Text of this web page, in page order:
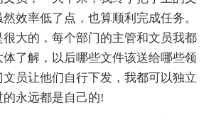
效率低了点，也算顺利完成任务。
大的，每个部门的主管和文员我都
了解，以后哪些文件该送给哪些领
员让他们自行下发，我都可以独立
永远都是自己的!